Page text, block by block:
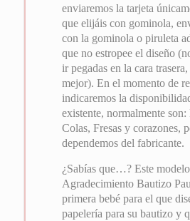
enviaremos la tarjeta
que elijáis con gominola,
con la gominola o piruleta
que no estropee el diseño
ir pegadas en la cara
mejor). En el momento de
indicaremos la
existente, normalmente son:
Colas, Fresas y corazones,
dependemos del fabricante.
¿Sabías que…? Este
Agradecimiento Bautizo
primera bebé para el que
papelería para su bautizo y